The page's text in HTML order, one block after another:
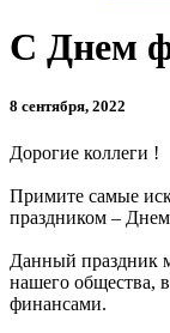
С Днем
8 сентября, 2022
Дорогие коллеги !
Примите самые
праздником –
Данный праздник
нашего общества,
финансами.